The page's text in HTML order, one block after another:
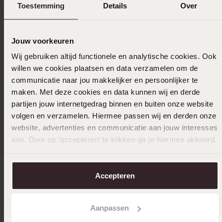
Toestemming Details Over
Jouw voorkeuren
Wij gebruiken altijd functionele en analytische cookies. Ook
willen we cookies plaatsen en data verzamelen om de
communicatie naar jou makkelijker en persoonlijker te
maken. Met deze cookies en data kunnen wij en derde
partijen jouw internetgedrag binnen en buiten onze website
volgen en verzamelen. Hiermee passen wij en derden onze
website, advertenties en communicatie aan jouw interesses
aan. Door op ‘accepteren’ te klikken ga je hiermee akkoord.
over in onscookiebeleid.
Accepteren
Aanpassen